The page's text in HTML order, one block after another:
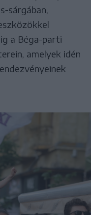
sárgában,
a Béga-parti
amelyek idén